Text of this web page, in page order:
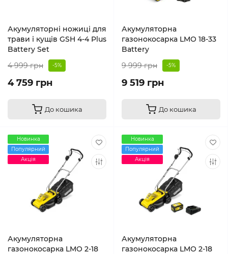
Акумуляторні ножиці для
трави і кущів GSH 4-4 Plus
Battery Set
4 999 грн
-5%
4 759 грн
До кошика
Акумуляторна
газонокосарка LMO 18-33
Battery
9 999 грн
-5%
9 519 грн
До кошика
Новинка
Популярний
Акція
Акумуляторна
газонокосарка LMO 2-18
Новинка
Популярний
Акція
Акумуляторна
газонокосарка LMO 2-18